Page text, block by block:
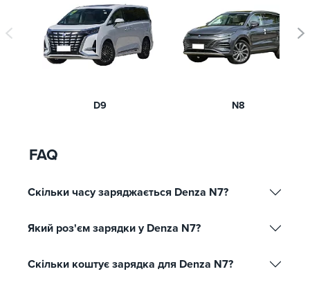
D9 N8
FAQ
Скільки часу заряджається Denza N7?
Який роз'єм зарядки у Denza N7?
Скільки коштує зарядка для Denza N7?